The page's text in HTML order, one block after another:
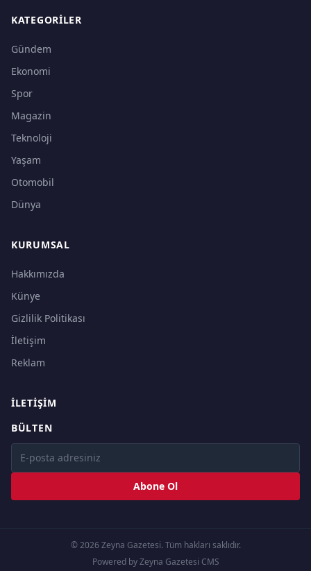
KATEGORILER
Gündem
Ekonomi
Spor
Magazin
Teknoloji
Yaşam
Otomobil
Dünya
KURUMSAL
Hakkımızda
Künye
Gizlilik Politikası
İletişim
Reklam
İLETIŞIM
BÜLTEN
Abone Ol
© 2026 Zeyna Gazetesi. Tüm hakları saklıdır.
Powered by Zeyna Gazetesi CMS